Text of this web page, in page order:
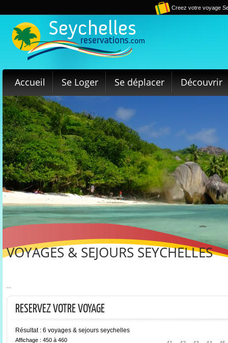
Creez votre voyage
Accueil Se Loger Se déplacer Découvrir
VOYAGES & SEJOURS SEYCHELLES
...
RESERVEZ VOTRE VOYAGE
Résultat : 6 voyages & sejours seychelles
Affichage : 450 à 460